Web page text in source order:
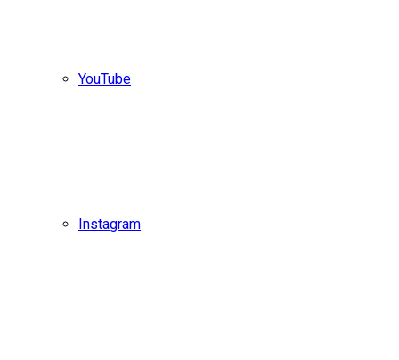
YouTube
Instagram